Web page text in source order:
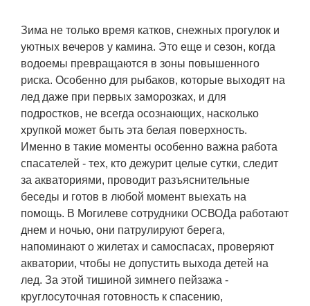
Еще
Зима не только время катков, снежных прогулок и
уютных вечеров у камина. Это еще и сезон, когда
водоемы превращаются в зоны повышенного
риска. Особенно для рыбаков, которые выходят на
лед даже при первых заморозках, и для
подростков, не всегда осознающих, насколько
хрупкой может быть эта белая поверхность.
Именно в такие моменты особенно важна работа
спасателей - тех, кто дежурит целые сутки, следит
за акваториями, проводит разъяснительные
беседы и готов в любой момент выехать на
помощь. В Могилеве сотрудники ОСВОДа работают
днем и ночью, они патрулируют берега,
напоминают о жилетах и самоспасах, проверяют
акватории, чтобы не допустить выхода детей на
лед. За этой тишиной зимнего пейзажа -
круглосуточная готовность к спасению,